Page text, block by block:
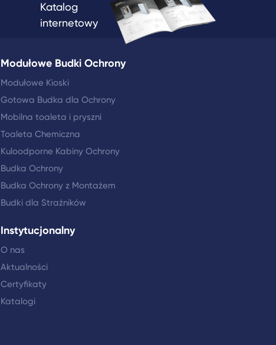
Katalog
internetowy
Modułowe Budki Ochrony
Modułowe Kioski
Gotowa Budka dla Ochrony
Mobilna toaleta i pryszni
Toaleta Chemiczna
Kuloodporne Kabiny Ochrony
Budka Ochrony
Budka Ochrony z Montażem
Budki dla Strażników
Instytucjonalny
O nas
Aktualności
Certyfikaty
Katalogi